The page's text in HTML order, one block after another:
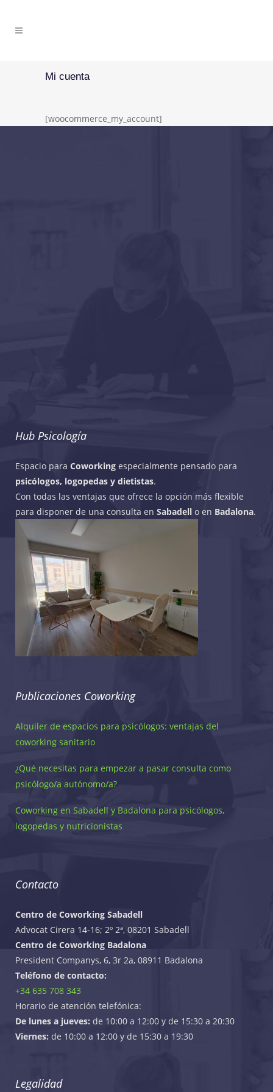
Mi cuenta
[woocommerce_my_account]
Hub Psicología
Espacio para Coworking especialmente pensado para
psicólogos, logopedas y dietistas.
Con todas las ventajas que ofrece la opción más flexible
para disponer de una consulta en Sabadell o en Badalona.
Publicaciones Coworking
Alquiler de espacios para psicólogos: ventajas del
coworking sanitario
¿Qué necesitas para empezar a pasar consulta como
psicólogo/a autónomo/a?
Coworking en Sabadell y Badalona para psicólogos,
logopedas y nutricionistas
Contacto
Centro de Coworking Sabadell
Advocat Cirera 14-16; 2º 2ª, 08201 Sabadell
Centro de Coworking Badalona
President Companys, 6, 3r 2a, 08911 Badalona
Teléfono de contacto:
+34 635 708 343
Horario de atención telefónica:
De lunes a jueves: de 10:00 a 12:00 y de 15:30 a 20:30
Viernes: de 10:00 a 12:00 y de 15:30 a 19:30
Legalidad